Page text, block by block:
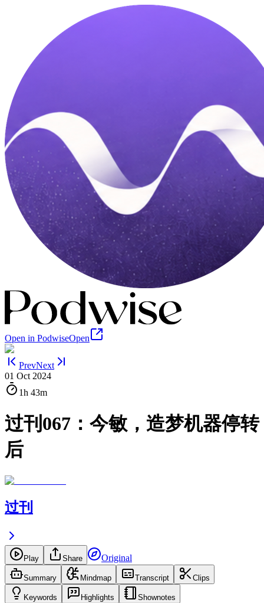
Open in PodwiseOpen
PrevNext
01 Oct 2024
1h 43m
过刊067：今敏，造梦机器停转
后
过刊
Play Share Original
Summary Mindmap Transcript Clips
Keywords Highlights Shownotes